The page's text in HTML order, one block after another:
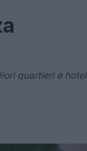
quartieri e hotel